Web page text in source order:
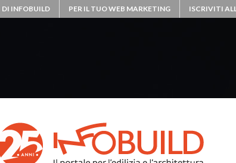
DI INFOBUILD PER IL TUO WEB MARKETING ISCRIVITI